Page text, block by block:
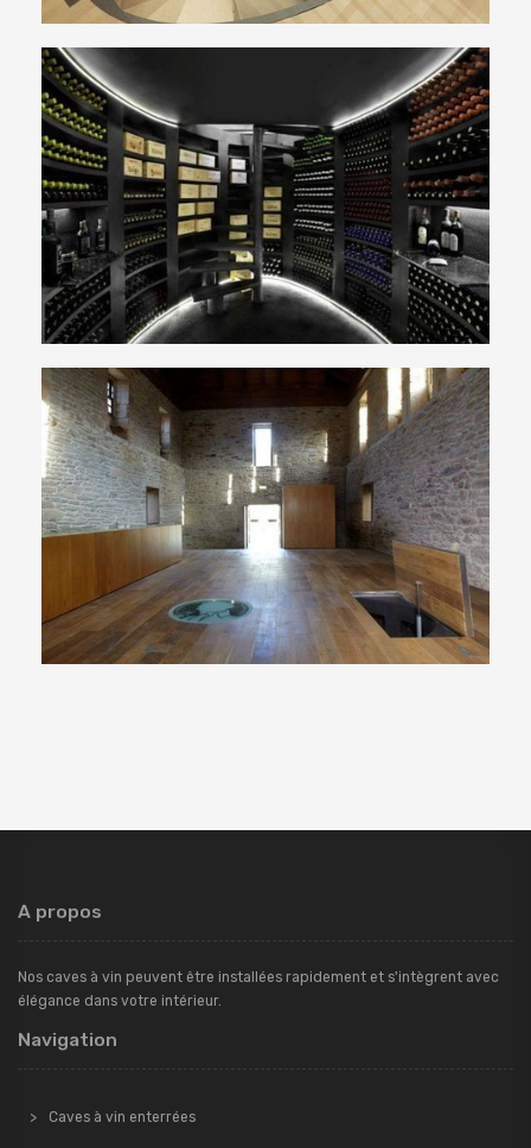
Une cave à vin d’exception sous vos
Cave Maxi Ovale : une contenance
exceptionnelle
A propos
Nos caves à vin peuvent être installées rapidement et s'intègrent avec
élégance dans votre intérieur.
Navigation
Caves à vin enterrées